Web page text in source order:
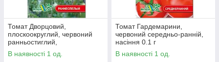
Томат Дворцовий,
плоскоокруглий, червоний
ранньостиглий,
середньорослий,
універсальний, насіння 0.1г
В наявності 1 од.
Томат Гардемарини,
червоний середньо-ранній,
насіння 0.1 г
В наявності 1 од.